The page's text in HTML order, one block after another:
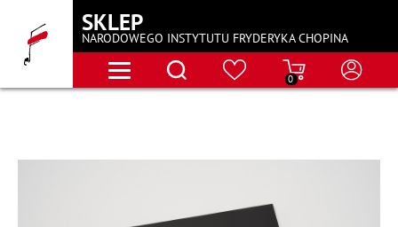
SKLEP
NARODOWEGO INSTYTUTU FRYDERYKA CHOPINA
0